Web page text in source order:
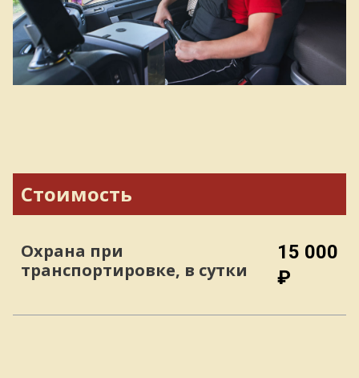
Стоимость
Охрана при
транспортировке, в сутки
15 000
₽